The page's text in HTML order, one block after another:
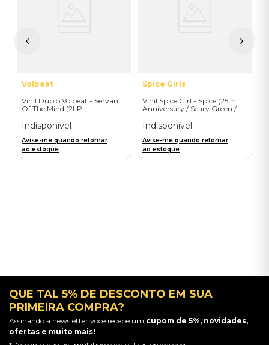
Volbeat
Vinil Duplo Volbeat - Servant
Of The Mind (2LP
Importado
Indisponível
Avise-me quando retornar
ao estoque
Spice Girls
Vinil Spice Girl - Spice (25th
Anniversary / Scary Green /
Indisponível
Avise-me quando retornar
ao estoque
QUE TAL 5% DE DESCONTO EM SUA
PRIMEIRA COMPRA?
Assinando a newsletter você recebe um cupom de 5%, novidades,
ofertas e muito mais!